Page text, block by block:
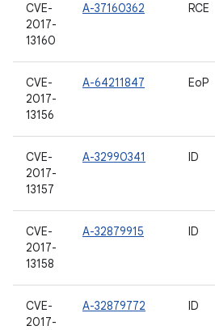
CVE-
2017-
13160
A-37160362 RCE
CVE-
2017-
13156
A-64211847 EoP
CVE-
2017-
13157
A-32990341 ID
CVE-
2017-
13158
A-32879915 ID
CVE-
2017-
A-32879772 ID